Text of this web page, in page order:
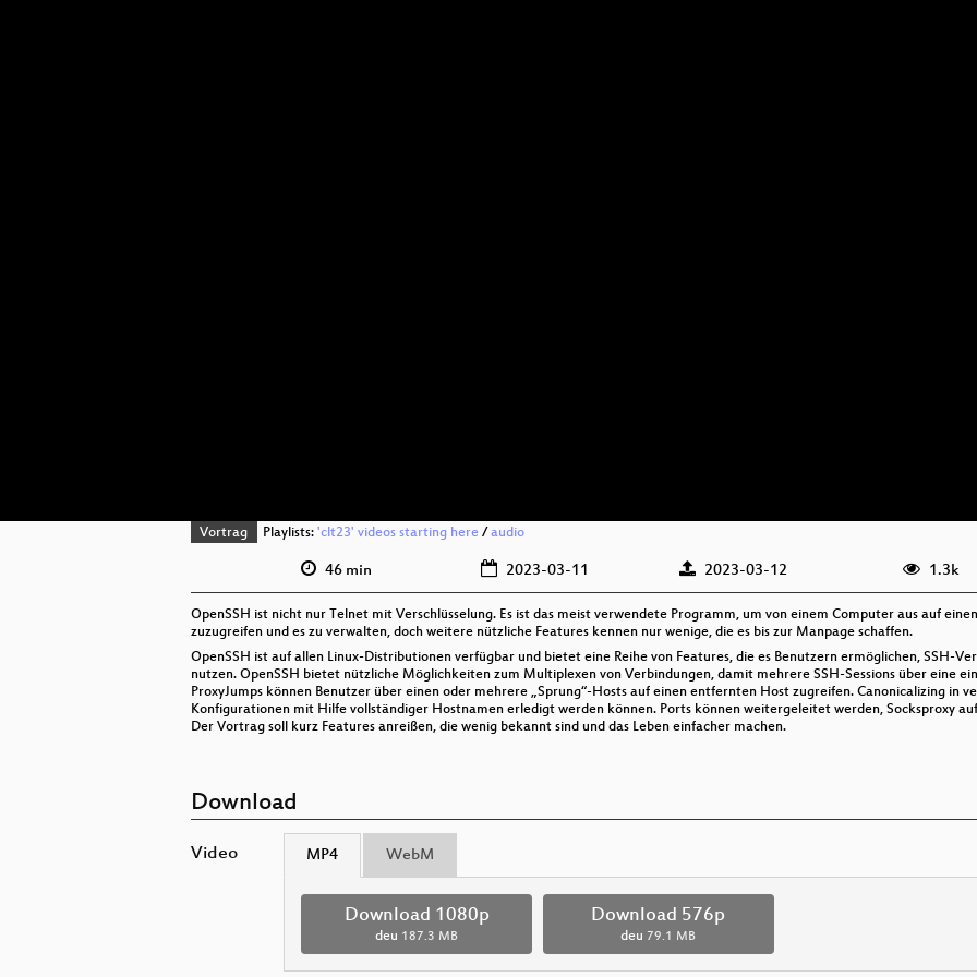
Vortrag Playlists: 'clt23' videos starting here/ audio
46 min 2023-03-11 2023-03-12 1.3k
OpenSSH ist nicht nur Telnet mit Verschlüsselung. Es ist das meist verwendete Programm, um von einem Computer aus auf
zuzugreifen und es zu verwalten, doch weitere nützliche Features kennen nur wenige, die es bis zur Manpage schaffen.
OpenSSH ist auf allen Linux-Distributionen verfügbar und bietet eine Reihe von Features, die es Benutzern ermöglichen, SSH-
nutzen. OpenSSH bietet nützliche Möglichkeiten zum Multiplexen von Verbindungen, damit mehrere SSH-Sessions über eine
ProxyJumps können Benutzer über einen oder mehrere „Sprung“-Hosts auf einen entfernten Host zugreifen. Canonicalizing in
Konfigurationen mit Hilfe vollständiger Hostnamen erledigt werden können. Ports können weitergeleitet werden, Socksproxy
Der Vortrag soll kurz Features anreißen, die wenig bekannt sind und das Leben einfacher machen.
Download
Video MP4 WebM
Download 1080p
deu 187.3 MB
Download 576p
deu 79.1 MB